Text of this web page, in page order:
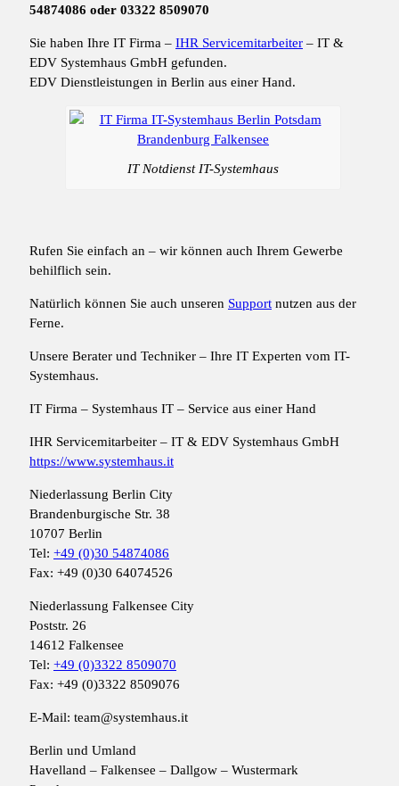
54874086 oder 03322 8509070
Sie haben Ihre IT Firma – IHR Servicemitarbeiter – IT &
EDV Systemhaus GmbH gefunden.
EDV Dienstleistungen in Berlin aus einer Hand.
IT Notdienst IT-Systemhaus
Rufen Sie einfach an – wir können auch Ihrem Gewerbe
behilflich sein.
Natürlich können Sie auch unseren Support nutzen aus der
Ferne.
Unsere Berater und Techniker – Ihre IT Experten vom IT-
Systemhaus.
IT Firma – Systemhaus IT – Service aus einer Hand
IHR Servicemitarbeiter – IT & EDV Systemhaus GmbH
https://www.systemhaus.it
Niederlassung Berlin City
Brandenburgische Str. 38
10707 Berlin
Tel: +49 (0)30 54874086
Fax: +49 (0)30 64074526
Niederlassung Falkensee City
Poststr. 26
14612 Falkensee
Tel: +49 (0)3322 8509070
Fax: +49 (0)3322 8509076
E-Mail: team@systemhaus.it
Berlin und Umland
Havelland – Falkensee – Dallgow – Wustermark